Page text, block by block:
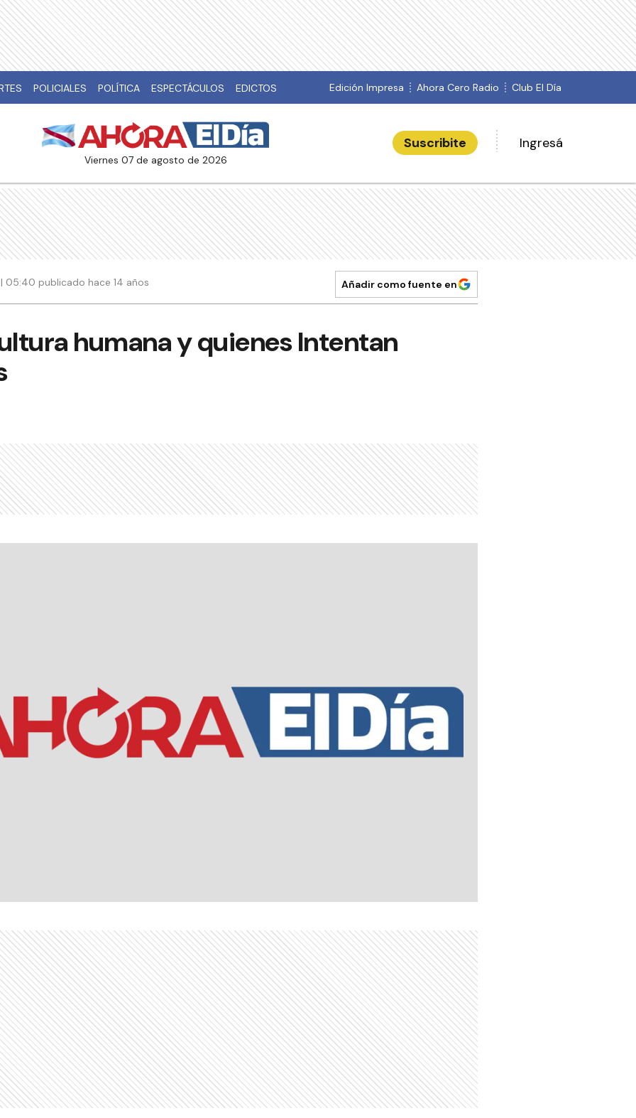
POLICIALES POLÍTICA ESPECTÁCULOS EDICTOS Edición Impresa Ahora Cero Radio Club El Día
viernes 07 de agosto de 2026
Suscribite Ingresá
05:40 publicado hace 14 años Añadir como fuente en
humana y quienes Intentan